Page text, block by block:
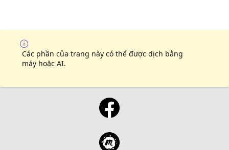
Các phần của trang này có thể được dịch bằng
máy hoặc AI.